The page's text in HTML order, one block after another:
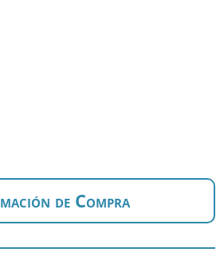
de Compra